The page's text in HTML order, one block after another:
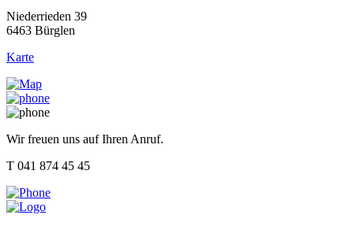
Niederrieden 39
6463 Bürglen
Karte
Wir freuen uns auf Ihren Anruf.
T 041 874 45 45